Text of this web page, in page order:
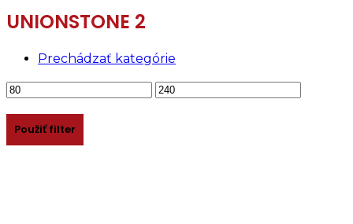
UNIONSTONE 2
Prechádzať kategórie
Minimálna
cena
Maximálna
cena
Použiť filter